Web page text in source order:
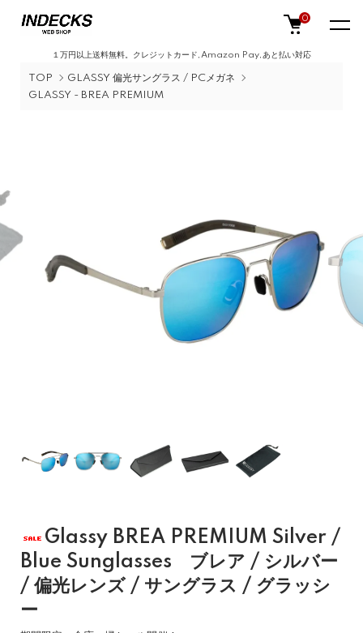
１万円以上送料無料。クレジットカード,Amazon Pay,あと払い対応
0
TOP
GLASSY 偏光サングラス / PCメガネ
GLASSY - BREA PREMIUM
Glassy BREA PREMIUM Silver /
Blue Sunglasses ブレア / シルバー
/ 偏光レンズ / サングラス / グラッシ
ー